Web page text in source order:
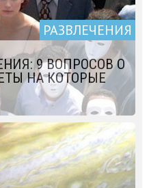
РАЗВЛЕЧЕНИЯ
9 ВОПРОСОВ О
НА КОТОРЫЕ